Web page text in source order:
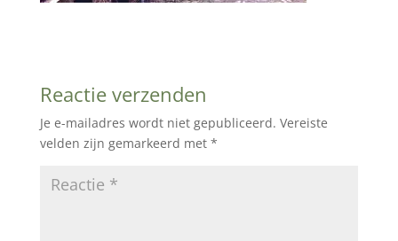
Reactie verzenden
Je e-mailadres wordt niet gepubliceerd. Vereiste
velden zijn gemarkeerd met *